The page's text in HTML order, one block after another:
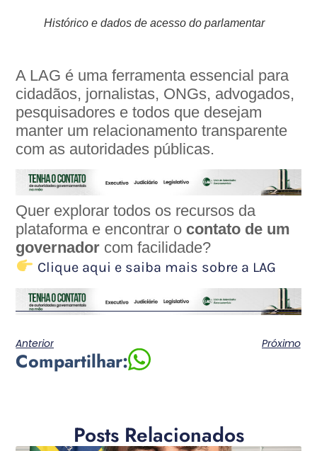
Histórico e dados de acesso do parlamentar
A LAG é uma ferramenta essencial para
cidadãos, jornalistas, ONGs, advogados,
pesquisadores e todos que desejam
manter um relacionamento transparente
com as autoridades públicas.
Quer explorar todos os recursos da
plataforma e encontrar o contato de um
governador com facilidade?
Clique aqui e saiba mais sobre a LAG
Anterior Próximo
Compartilhar:
Posts Relacionados